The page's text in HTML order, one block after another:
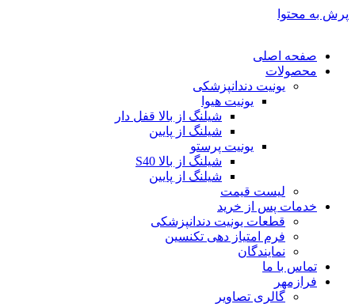
پرش به محتوا
صفحه اصلی
محصولات
یونیت دندانپزشکی
یونیت هیوا
شیلنگ از بالا قفل دار
شیلنگ از پایین
یونیت پرستو
شیلنگ از بالا S40
شیلنگ از پایین
لیست قیمت
خدمات پس از خرید
قطعات یونیت دندانپزشکی
فرم امتیاز دهی تکنسین
نمایندگان
تماس با ما
فرازمهر
گالری تصاویر